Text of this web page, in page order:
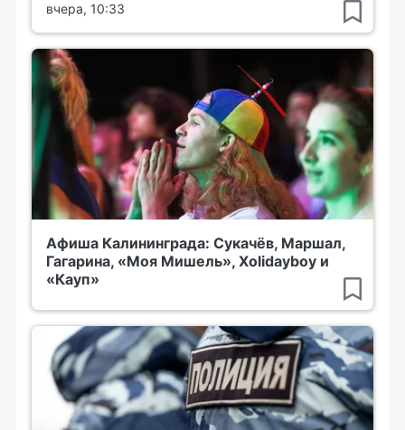
вчера, 10:33
Афиша Калининграда: Сукачёв, Маршал,
Гагарина, «Моя Мишель», Xolidayboy и
«Кауп»